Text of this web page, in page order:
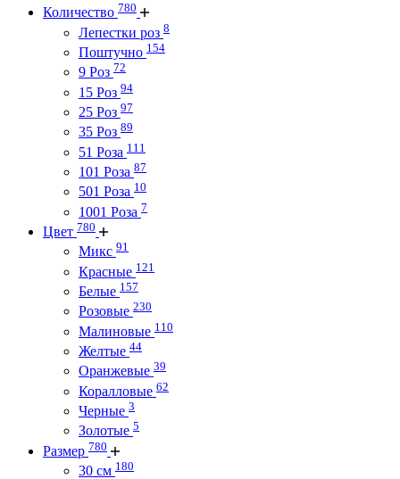
Количество 780
Лепестки роз 8
Поштучно 154
9 Роз 72
15 Роз 94
25 Роз 97
35 Роз 89
51 Роза 111
101 Роза 87
501 Роза 10
1001 Роза 7
Цвет 780
Микс 91
Красные 121
Белые 157
Розовые 230
Малиновые 110
Желтые 44
Оранжевые 39
Коралловые 62
Черные 3
Золотые 5
Размер 780
30 см 180